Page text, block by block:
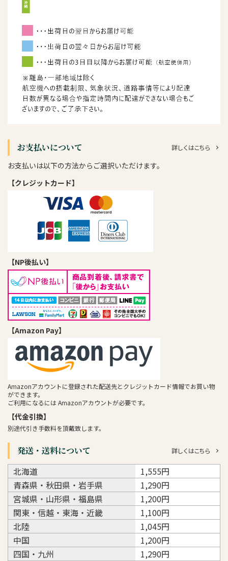
お支払いについて 詳しくはこちら
お支払いは以下の方法からご選択いただけます。
【クレジットカード】
【NP後払い】
【Amazon Pay】
Amazonアカウントに登録された配送先とクレジットカード情報でお買い物
ができます。
ご利用になるには Amazonアカウントが必要です。
【代金引換】
別途代引き手数料を頂戴致します。
発送・送料について 詳しくはこちら
北海道
1,555円
青森県・秋田県・岩手県
1,290円
宮城県・山形県・福島県
1,200円
関東・信越・東海・近畿
1,100円
北陸
1,045円
中国
1,200円
四国・九州
1,290円